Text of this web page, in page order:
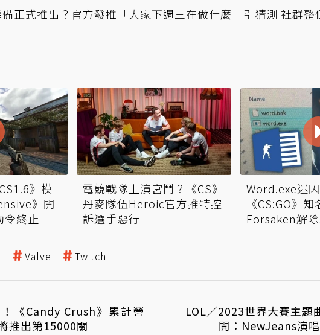
備正式推出？官方發推「大家下週三在做什麼」引猜測 社群整
》模
》開
令終止
電競戰隊上演宮鬥？《CS》
丹麥隊伍Heroic官方推特控
訴選手惡行
Word.exe迷
《CS:GO》
Forsaken解
Valve Twitch
《Candy Crush》累計營
推出第15000關
LOL／2023世界大賽主題
開：NewJeans演